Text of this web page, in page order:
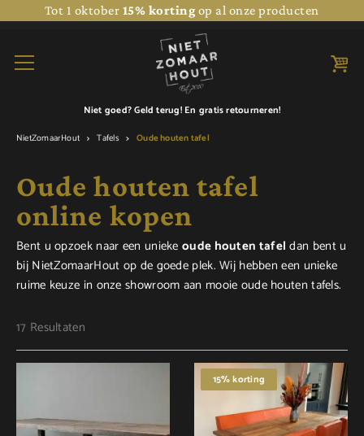
Tot 1 oktober 15% kortingop al onze producten
Niet goed? Geld terug! En gratis retourneren!
NietZomaarHout Tafels Oude houten tafel
Oude houten tafel
online kopen
Bent u opzoek naar een unieke oude houten tafel dan bent u
bij NietZomaarHout op de goede plek. Wij hebben een unieke
ruime keuze in onze showroom aan mooie oude houten tafels.
17 Resultaten
15% korting